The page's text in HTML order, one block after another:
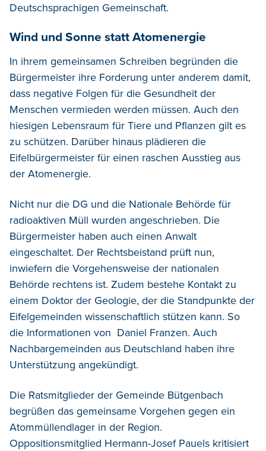
Deutschsprachigen Gemeinschaft.
Wind und Sonne statt Atomenergie
In ihrem gemeinsamen Schreiben begründen die
Bürgermeister ihre Forderung unter anderem damit,
dass negative Folgen für die Gesundheit der
Menschen vermieden werden müssen. Auch den
hiesigen Lebensraum für Tiere und Pflanzen gilt es
zu schützen. Darüber hinaus plädieren die
Eifelbürgermeister für einen raschen Ausstieg aus
der Atomenergie.
Nicht nur die DG und die Nationale Behörde für
radioaktiven Müll wurden angeschrieben. Die
Bürgermeister haben auch einen Anwalt
eingeschaltet. Der Rechtsbeistand prüft nun,
inwiefern die Vorgehensweise der nationalen
Behörde rechtens ist. Zudem bestehe Kontakt zu
einem Doktor der Geologie, der die Standpunkte der
Eifelgemeinden wissenschaftlich stützen kann. So
die Informationen von Daniel Franzen. Auch
Nachbargemeinden aus Deutschland haben ihre
Unterstützung angekündigt.
Die Ratsmitglieder der Gemeinde Bütgenbach
begrüßen das gemeinsame Vorgehen gegen ein
Atommüllendlager in der Region.
Oppositionsmitglied Hermann-Josef Pauels kritisiert